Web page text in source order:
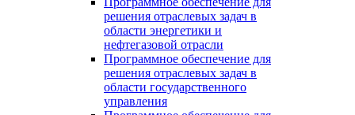
решения отраслевых задач в
области энергетики и
нефтегазовой отрасли
Программное обеспечение для
решения отраслевых задач в
области государственного
управления